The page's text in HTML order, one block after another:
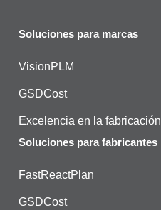
Soluciones para marcas
VisionPLM
GSDCost
Excelencia en la fabricación
Soluciones para fabricantes
FastReactPlan
GSDCost